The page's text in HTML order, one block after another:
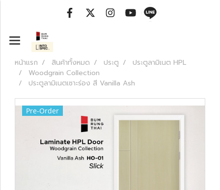
หน้าแรก สินค้าทั้งหมด ประตู
ประตูลามิเนต HPL
Woodgrain Collection
ประตูลามิเนตเซาะร่อง สี Vanilla Ash
Pre-Order